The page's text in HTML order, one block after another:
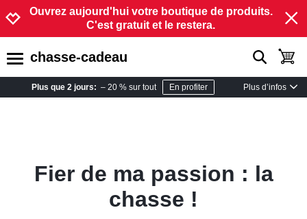
Passer à la navigation
Passer au contenu
Augmenter le contraste
Ouvrez aujourd'hui votre boutique de produits.
C'est gratuit et le restera.
open burgermenu
chasse-cadeau show search
Plus que 2 jours: – 20 % sur tout En profiter Plus d’infos
Fier de ma passion : la
chasse !